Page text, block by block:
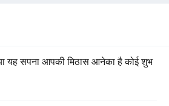
यह सपना आपकी मिठास आनेका है कोई शुभ